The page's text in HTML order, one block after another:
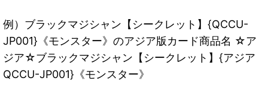
例）ブラックマジシャン【シークレット】{QCCU-
JP001}《モンスター》のアジア版カード商品名 ☆ア
ジア☆ブラックマジシャン【シークレット】{アジア
QCCU-JP001}《モンスター》